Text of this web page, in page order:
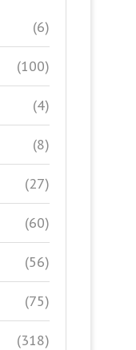
(6)
(100)
(4)
(8)
(27)
(60)
(56)
(75)
(318)